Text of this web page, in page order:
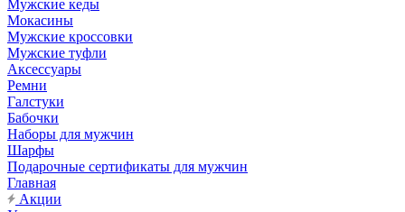
Мужские кеды
Мокасины
Мужские кроссовки
Мужские туфли
Аксессуары
Ремни
Галстуки
Бабочки
Наборы для мужчин
Шарфы
Подарочные сертификаты для мужчин
Главная
Акции